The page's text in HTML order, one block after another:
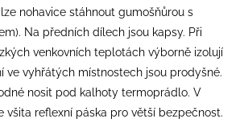
nohavice stáhnout gumošňůrou s
Na předních dílech jsou kapsy. Při
venkovních teplotách výborně izolují
ve vyhřátých místnostech jsou prodyšné.
nosit pod kalhoty termoprádlo. V
všita reflexní páska pro větší bezpečnost.